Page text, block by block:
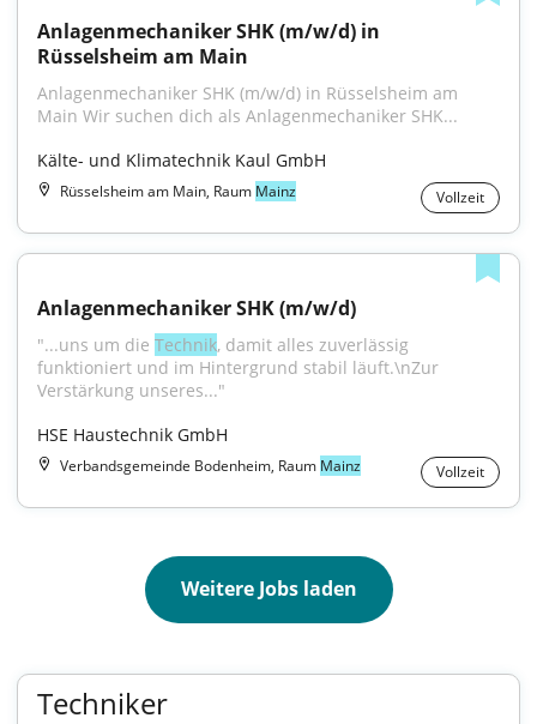
Anlagenmechaniker SHK (m/w/d) in
Rüsselsheim am Main
Anlagenmechaniker SHK (m/w/d) in Rüsselsheim am
Main Wir suchen dich als Anlagenmechaniker SHK...
Kälte- und Klimatechnik Kaul GmbH
Rüsselsheim am Main, Raum Mainz Vollzeit
Anlagenmechaniker SHK (m/w/d)
"...uns um die Technik, damit alles zuverlässig
funktioniert und im Hintergrund stabil läuft.\nZur
Verstärkung unseres..."
HSE Haustechnik GmbH
Verbandsgemeinde Bodenheim, Raum Mainz Vollzeit
Weitere Jobs laden
Techniker